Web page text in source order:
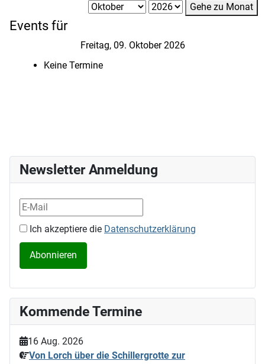
Gehe zu Monat
Events für
Freitag, 09. Oktober 2026
Keine Termine
Newsletter Anmeldung
Ich akzeptiere die Datenschutzerklärung
Kommende Termine
16 Aug. 2026
Von Lorch über die Schillergrotte zur